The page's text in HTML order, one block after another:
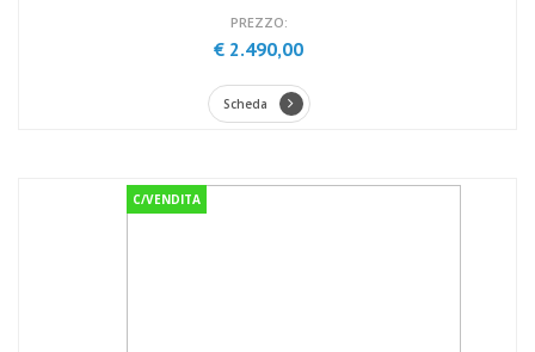
PREZZO:
€ 2.490,00
Scheda
C/VENDITA